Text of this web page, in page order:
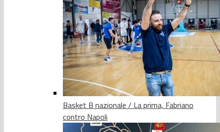
Basket B nazionale / La prima, Fabriano
contro Napoli